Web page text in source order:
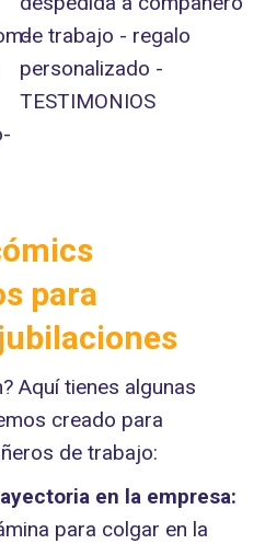
para
Aquí tienes algunas
creado para
de trabajo:
en la empresa:
para colgar en la